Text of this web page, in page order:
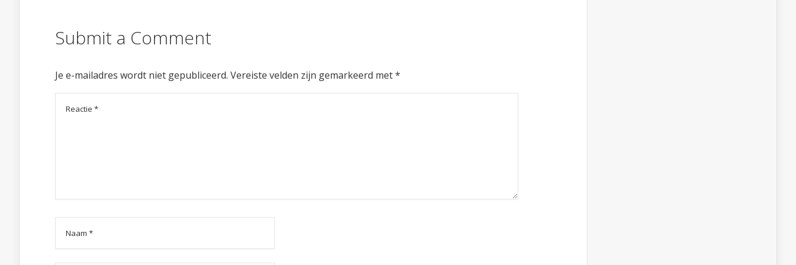
Submit a Comment
Je e-mailadres wordt niet gepubliceerd. Vereiste velden zijn gemarkeerd met*